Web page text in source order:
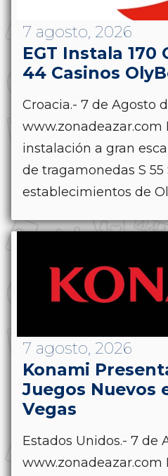
7 agosto, 2026
EGT Instala 170
44 Casinos
Croacia.- 7 de Agosto
www.zonadeazar.com
instalación a gran
de tragamonedas S 55
establecimientos de
7 agosto, 2026
Konami
Juegos Nuevos
Vegas
Estados Unidos.- 7 de
www.zonadeazar.com